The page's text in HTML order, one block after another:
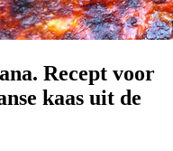
Recept voor
kaas uit de